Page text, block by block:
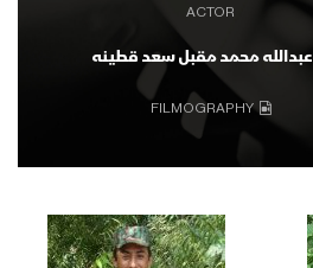
ACTOR
عبدالله محمد مقبل سعد قطينه
FILMOGRAPHY